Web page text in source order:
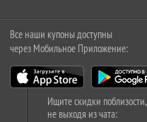
Все наши купоны доступны
через Мобильное Приложение:
Ищите скидки поблизости,
не выходя из чата: